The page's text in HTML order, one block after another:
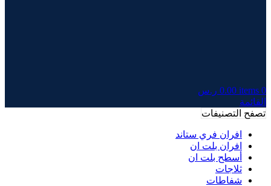
0
items
0.00 ر.س
القائمة
تصفح التصنيفات
افران فري ستاند
افران بلت ان
أسطح بلت ان
ثلاجات
شفاطات